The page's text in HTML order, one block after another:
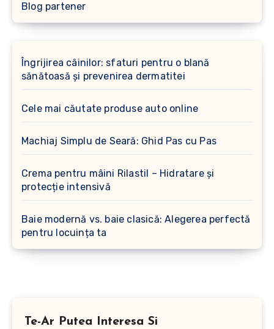
Blog partener
Îngrijirea câinilor: sfaturi pentru o blană
sănătoasă și prevenirea dermatitei
Cele mai căutate produse auto online
Machiaj Simplu de Seară: Ghid Pas cu Pas
Crema pentru mâini Rilastil – Hidratare și
protecție intensivă
Baie modernă vs. baie clasică: Alegerea perfectă
pentru locuința ta
Te-Ar Putea Interesa Si